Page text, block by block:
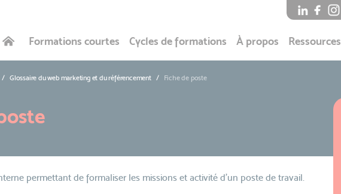
Formations courtes Cycles de formations À propos Ressources
Glossaire du web marketing et du référencement Fiche de poste
permettant de formaliser les missions et activité d'un poste de travail.